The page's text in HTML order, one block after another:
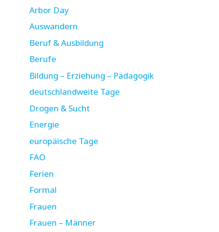
Arbor Day
Auswandern
Beruf & Ausbildung
Berufe
Bildung – Erziehung – Pädagogik
deutschlandweite Tage
Drogen & Sucht
Energie
europäische Tage
FAO
Ferien
Formal
Frauen
Frauen – Männer